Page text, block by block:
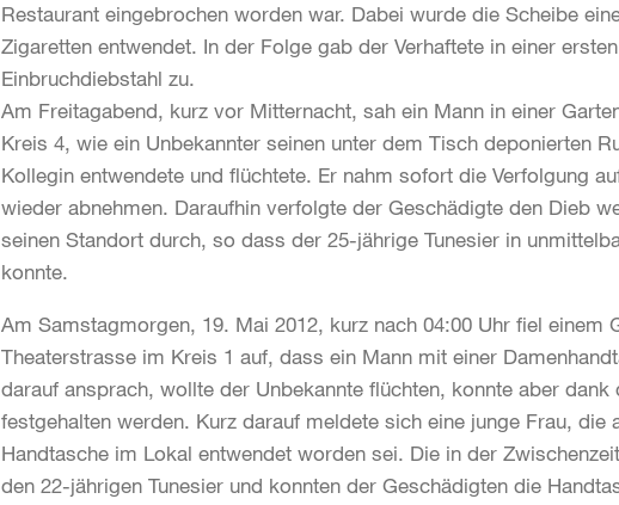
Restaurant eingebrochen worden war. Dabei wurde die Scheibe
Zigaretten entwendet. In der Folge gab der Verhaftete in einer
Einbruchdiebstahl zu.
Am Freitagabend, kurz vor Mitternacht, sah ein Mann in einer
Kreis 4, wie ein Unbekannter seinen unter dem Tisch deponierten
Kollegin entwendete und flüchtete. Er nahm sofort die Verfolgung
wieder abnehmen. Daraufhin verfolgte der Geschädigte den Dieb
seinen Standort durch, so dass der 25-jährige Tunesier in
konnte.
Am Samstagmorgen, 19. Mai 2012, kurz nach 04:00 Uhr fiel einem
Theaterstrasse im Kreis 1 auf, dass ein Mann mit einer
darauf ansprach, wollte der Unbekannte flüchten, konnte aber
festgehalten werden. Kurz darauf meldete sich eine junge Frau, die
Handtasche im Lokal entwendet worden sei. Die in der
den 22-jährigen Tunesier und konnten der Geschädigten die